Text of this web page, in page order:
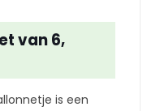
van 6,
is een